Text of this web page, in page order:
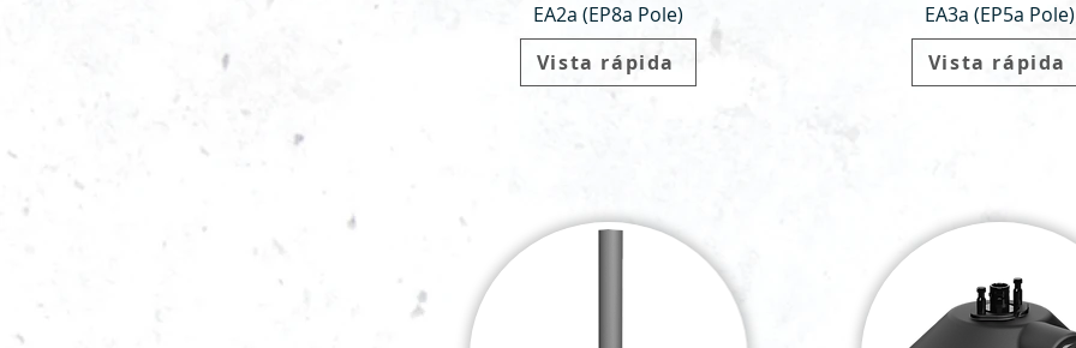
EA2a (EP8a Pole)
Vista rápida
EA3a (EP5a Pole)
Vista rápida